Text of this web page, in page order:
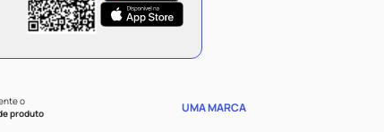
o
produto
UMA MARCA